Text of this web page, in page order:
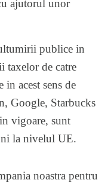
ajutorul unor
publice in
taxelor de catre
acest sens de
Google, Starbucks
vigoare, sunt
la nivelul UE.
noastra pentru